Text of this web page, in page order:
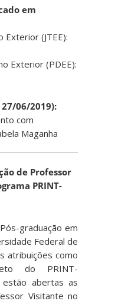
em
Exterior (JTEE):
Exterior (PDEE):
06/2019):
com
Maganha
de Professor
PRINT-
graduação em
Federal de
atribuições como
do PRINT-
estão abertas as
Visitante no